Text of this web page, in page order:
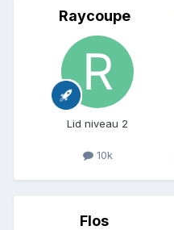
Raycoupe
Lid niveau 2
10k
Flos